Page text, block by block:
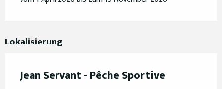
Lokalisierung
Jean Servant - Pêche Sportive